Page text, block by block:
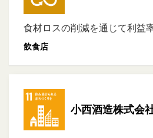
食材ロスの削減を通じて利益
飲食店
小西酒造株式会